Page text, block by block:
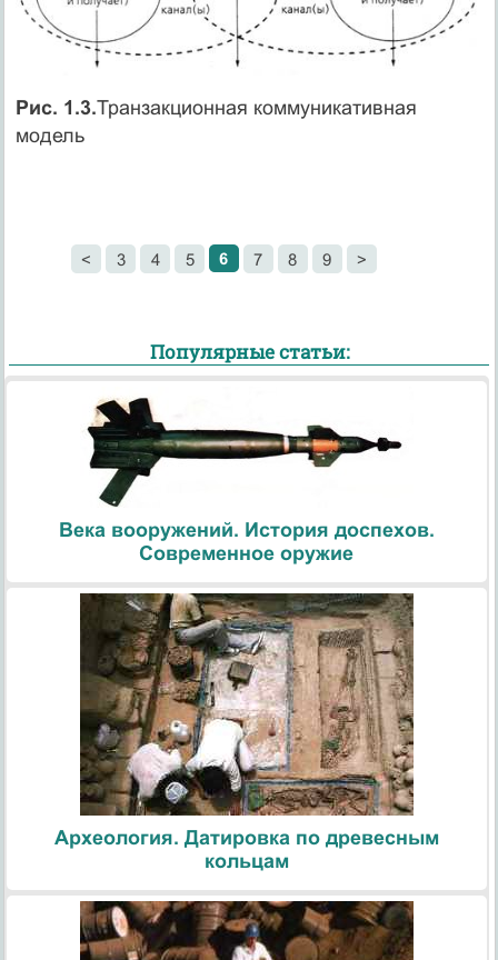
Рис. 1.3.Транзакционная коммуникативная
модель
< 3 4 5 6 7 8 9 >
Популярные статьи:
Века вооружений. История доспехов.
Современное оружие
Археология. Датировка по древесным
кольцам